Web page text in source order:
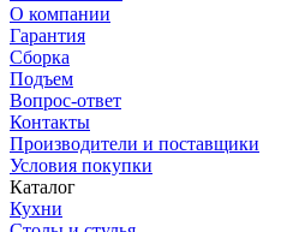
О компании
Гарантия
Сборка
Подъем
Вопрос-ответ
Контакты
Производители и поставщики
Условия покупки
Каталог
Кухни